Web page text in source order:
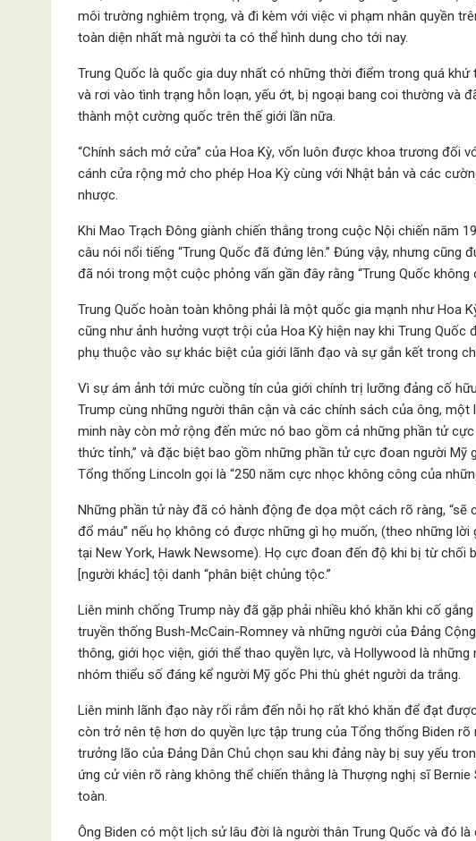
môi trường nghiêm trọng, và đi kèm với việc vi phạm nhân quyền
toàn diện nhất mà người ta có thể hình dung cho tới nay.
Trung Quốc là quốc gia duy nhất có những thời điểm trong quá
và rơi vào tình trạng hỗn loạn, yếu ớt, bị ngoại bang coi thường và
thành một cường quốc trên thế giới lần nữa.
“Chính sách mở cửa” của Hoa Kỳ, vốn luôn được khoa trương đối
cánh cửa rộng mở cho phép Hoa Kỳ cùng với Nhật bản và các
nhược.
Khi Mao Trạch Đông giành chiến thắng trong cuộc Nội chiến năm
câu nói nổi tiếng “Trung Quốc đã đứng lên.” Đúng vậy, nhưng
đã nói trong một cuộc phỏng vấn gần đây rằng “Trung Quốc không
Trung Quốc hoàn toàn không phải là một quốc gia mạnh như Hoa
cũng như ảnh hưởng vượt trội của Hoa Kỳ hiện nay khi Trung
phụ thuộc vào sự khác biệt của giới lãnh đạo và sự gắn kết trong
Vì sự ám ảnh tới mức cuồng tín của giới chính trị lưỡng đảng cố
Trump cùng những người thân cận và các chính sách của ông,
minh này còn mở rộng đến mức nó bao gồm cả những phần tử
thức tỉnh,” và đặc biệt bao gồm những phần tử cực đoan người
Tổng thống Lincoln gọi là “250 năm cực nhọc không công của
Những phần tử này đã có hành động đe dọa một cách rõ ràng,
đổ máu” nếu họ không có được những gì họ muốn, (theo những
tại New York, Hawk Newsome). Họ cực đoan đến độ khi bị từ chối
[người khác] tội danh “phân biệt chủng tộc.”
Liên minh chống Trump này đã gặp phải nhiều khó khăn khi cố
truyền thống Bush-McCain-Romney và những người của Đảng
thông, giới học viện, giới thể thao quyền lực, và Hollywood là
nhóm thiểu số đáng kể người Mỹ gốc Phi thù ghét người da trắng.
Liên minh lãnh đạo này rối rắm đến nỗi họ rất khó khăn để đạt
còn trở nên tệ hơn do quyền lực tập trung của Tổng thống Biden
trưởng lão của Đảng Dân Chủ chọn sau khi đảng này bị suy yếu
ứng cử viên rõ ràng không thể chiến thắng là Thượng nghị sĩ
toàn.
Ông Biden có một lịch sử lâu đời là người thân Trung Quốc và đó